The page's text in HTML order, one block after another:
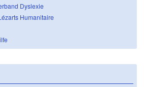
Dyslexie
Humanitaire